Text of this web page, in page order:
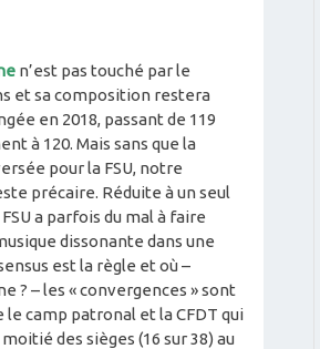
n’est pas touché par le
et sa composition restera
en 2018, passant de 119
à 120. Mais sans que la
pour la FSU, notre
précaire. Réduite à un seul
a parfois du mal à faire
dissonante dans une
est la règle et où –
? – les « convergences » sont
camp patronal et la CFDT qui
des sièges (16 sur 38) au